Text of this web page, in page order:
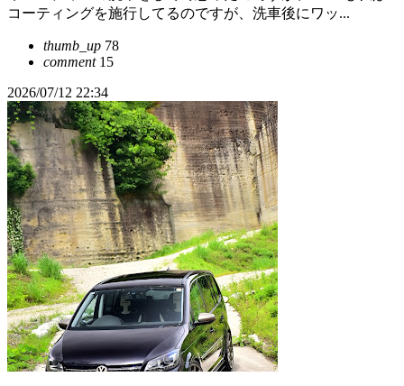
コーティングを施行してるのですが、洗車後にワッ...
thumb_up 78
comment15
2026/07/12 22:34